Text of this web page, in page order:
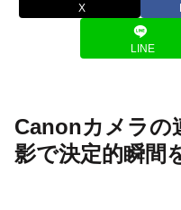
X
LINE
Canonカメラの
影で決定的瞬間